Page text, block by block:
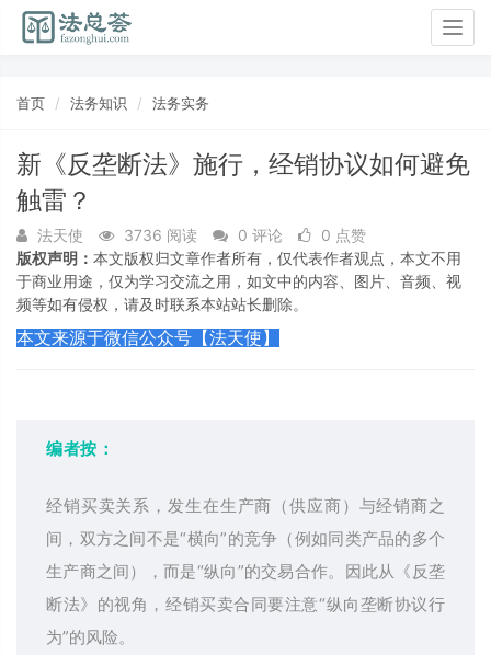
首页 法务知识 法务实务
新《反垄断法》施行，经销协议如何避免
触雷？
法天使 3736 阅读 0 评论 0 点赞
版权声明： 本文版权归文章作者所有，仅代表作者观点，本文不用
于商业用途，仅为学习交流之用，如文中的内容、图片、音频、视
频等如有侵权，请及时联系本站站长删除。
本文来源于微信公众号【法天使】
编者按：
经销买卖关系，发生在生产商（供应商）与经销商之
间，双方之间不是“横向”的竞争（例如同类产品的多个
生产商之间），而是“纵向”的交易合作。 因此从《反垄
断法》的视角，经销买卖合同要注意“纵向垄断协议行
为”的风险。